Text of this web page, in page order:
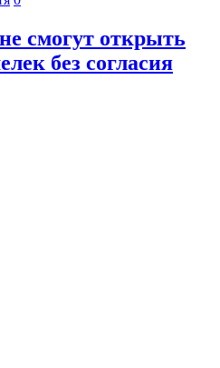
смогут открыть
без согласия